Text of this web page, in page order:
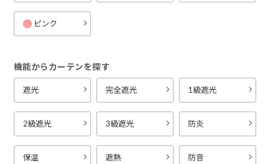
ピンク
機能からカーテンを探す
遮光 完全遮光 1級遮光
2級遮光 3級遮光 防炎
保温 遮熱 防音